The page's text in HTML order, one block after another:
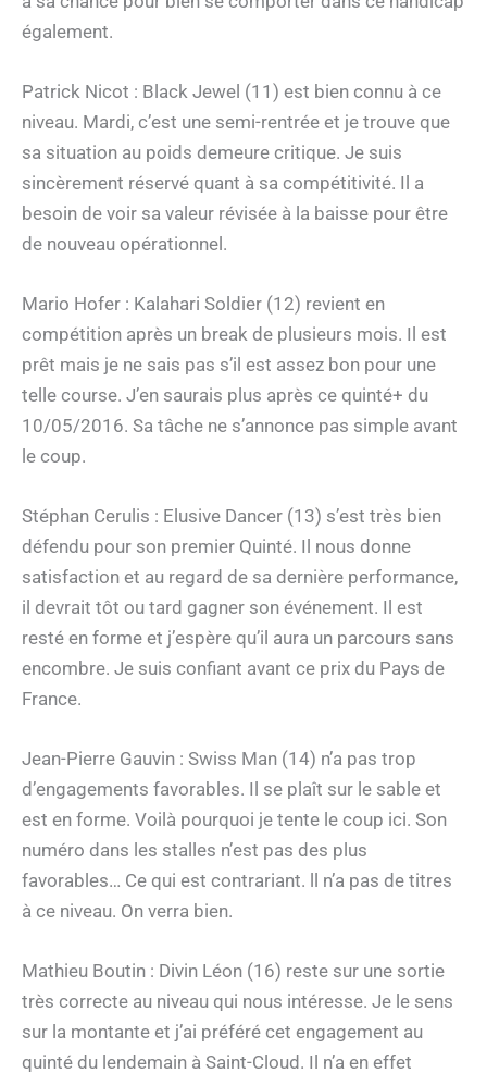
également.
Patrick Nicot : Black Jewel (11) est bien connu à ce
niveau. Mardi, c’est une semi-rentrée et je trouve que
sa situation au poids demeure critique. Je suis
sincèrement réservé quant à sa compétitivité. Il a
besoin de voir sa valeur révisée à la baisse pour être
de nouveau opérationnel.
Mario Hofer : Kalahari Soldier (12) revient en
compétition après un break de plusieurs mois. Il est
prêt mais je ne sais pas s’il est assez bon pour une
telle course. J’en saurais plus après ce quinté+ du
10/05/2016. Sa tâche ne s’annonce pas simple avant
le coup.
Stéphan Cerulis : Elusive Dancer (13) s’est très bien
défendu pour son premier Quinté. Il nous donne
satisfaction et au regard de sa dernière performance,
il devrait tôt ou tard gagner son événement. Il est
resté en forme et j’espère qu’il aura un parcours sans
encombre. Je suis confiant avant ce prix du Pays de
France.
Jean-Pierre Gauvin : Swiss Man (14) n’a pas trop
d’engagements favorables. Il se plaît sur le sable et
est en forme. Voilà pourquoi je tente le coup ici. Son
numéro dans les stalles n’est pas des plus
favorables… Ce qui est contrariant. ll n’a pas de titres
à ce niveau. On verra bien.
Mathieu Boutin : Divin Léon (16) reste sur une sortie
très correcte au niveau qui nous intéresse. Je le sens
sur la montante et j’ai préféré cet engagement au
quinté du lendemain à Saint-Cloud. Il n’a en effet